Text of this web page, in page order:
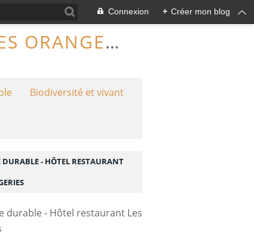
Connexion + Créer mon blog
TOURISME DURABLE - HÔTEL RESTAURANT LES ORANGERIES
Biodiversité et vivant
- HÔTEL RESTAURANT